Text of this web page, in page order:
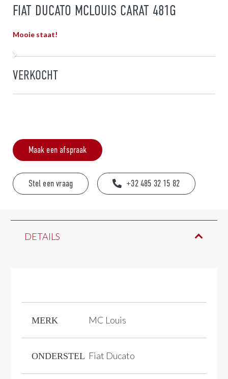
FIAT DUCATO MCLOUIS CARAT 481G
Mooie staat!
VERKOCHT
Maak een afspraak
Stel een vraag +32 485 32 15 82
DETAILS
MERK MC Louis
ONDERSTEL Fiat Ducato